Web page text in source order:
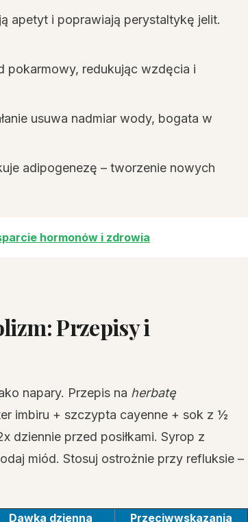
apetyt i poprawiają perystaltykę jelit.
pokarmowy, redukując wzdęcia i
usuwa nadmiar wody, bogata w
adipogenezę – tworzenie nowych
hormonów i zdrowia
: Przepisy i
napary. Przepis na herbatę
imbiru + szczypta cayenne + sok z ½
dziennie przed posiłkami. Syrop z
miód. Stosuj ostrożnie przy refluksie –
Dawka dzienna
Przeciwwskazania